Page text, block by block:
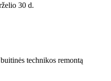
30 d.
technikos remontą